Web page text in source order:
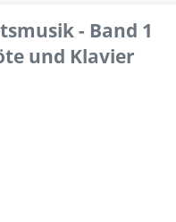
- Band 1
und Klavier